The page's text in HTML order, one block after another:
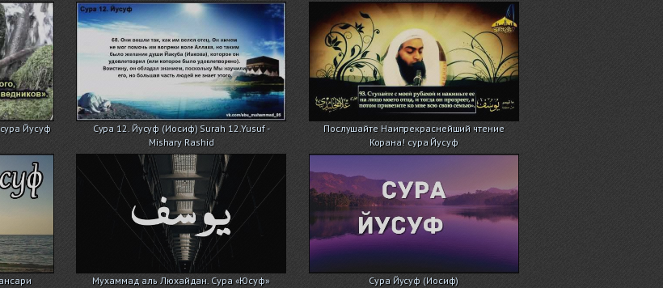
Йусуф
Сура 12. Йусуф (Иосиф) Surah 12.Yusuf -
Mishary Rashid
Послушайте Наипрекраснейший чтение
Корана! сура Йусуф
Мухаммад аль Люхайдан. Сура «Юсуф» Сура Йусуф (Иосиф)